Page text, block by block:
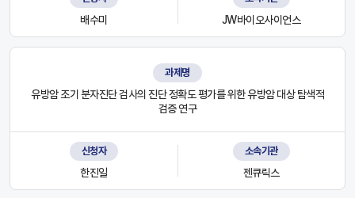
배수미 JW바이오사이언스
과제명
유방암 조기 분자진단 검사의 진단 정확도 평가를 위한 유방암 대상 탐색적
검증 연구
신청자
한진일
소속기관
젠큐릭스